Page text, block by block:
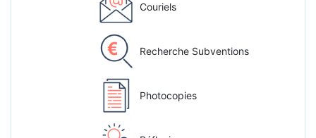
Couriels
Recherche Subventions
Photocopies